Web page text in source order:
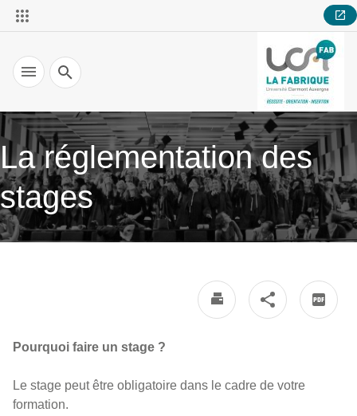
Recherche
La réglementation des
stages
Pourquoi faire un stage ?
Le stage peut être obligatoire dans le cadre de votre
formation.